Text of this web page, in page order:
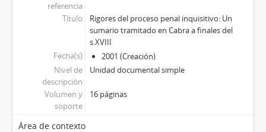
referencia
Título
Rigores del proceso penal inquisitivo: Un
sumario tramitado en Cabra a finales del
s.XVIII
Fecha(s)
2001 (Creación)
Nivel de
descripción
Unidad documental simple
Volumen y
soporte
16 páginas
Área de contexto